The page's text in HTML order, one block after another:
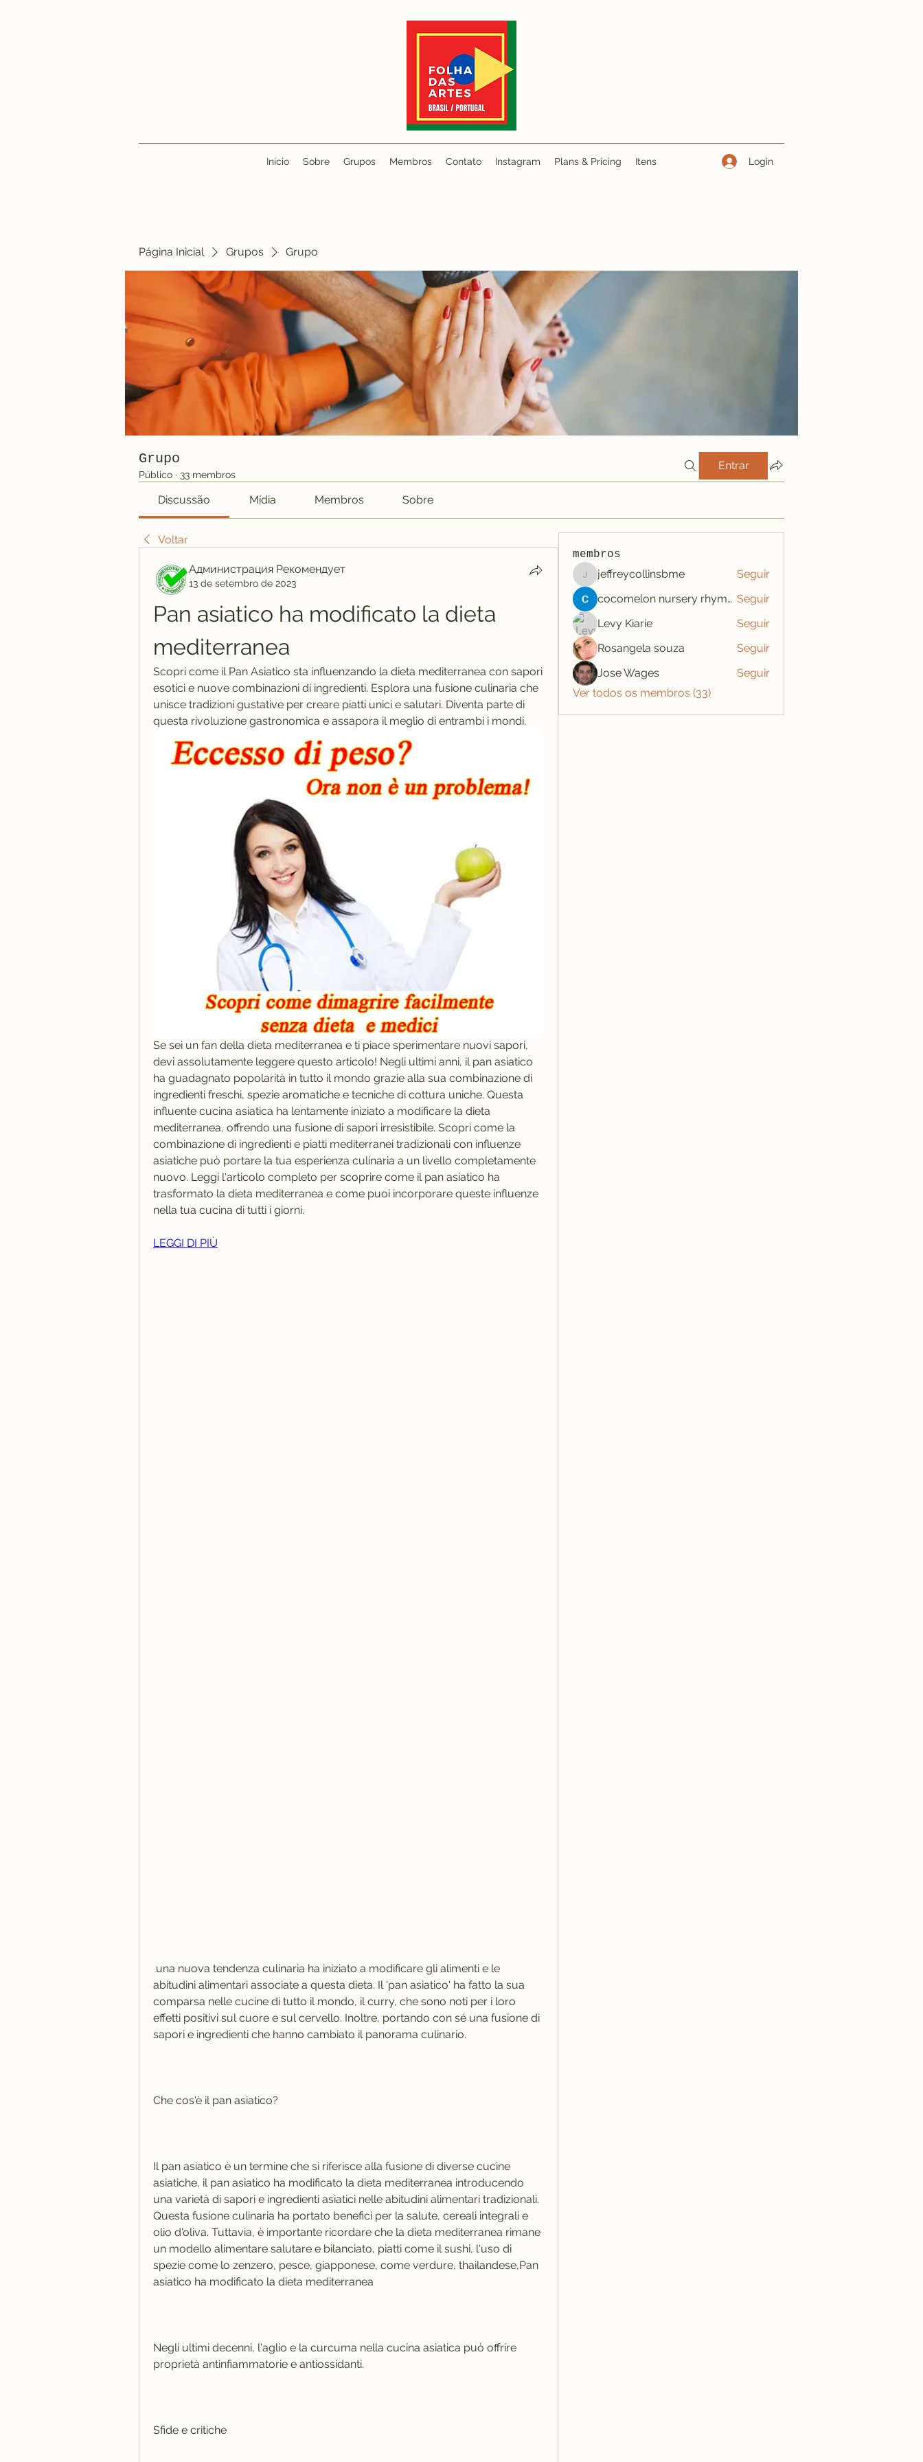
Início Sobre Grupos Membros Contato Instagram Plans & Pricing Itens Login
Página Inicial Grupos Grupo
Grupo
Público · 33 membros
Entrar
Discussão Mídia Membros Sobre
Voltar
Администрация Рекомендует
13 de setembro de 2023
Pan asiatico ha modificato la dieta
mediterranea
Scopri come il Pan Asiatico sta influenzando la dieta mediterranea con sapori
esotici e nuove combinazioni di ingredienti. Esplora una fusione culinaria che
unisce tradizioni gustative per creare piatti unici e salutari. Diventa parte di
questa rivoluzione gastronomica e assapora il meglio di entrambi i mondi.
Se sei un fan della dieta mediterranea e ti piace sperimentare nuovi sapori,
devi assolutamente leggere questo articolo! Negli ultimi anni, il pan asiatico
ha guadagnato popolarità in tutto il mondo grazie alla sua combinazione di
ingredienti freschi, spezie aromatiche e tecniche di cottura uniche. Questa
influente cucina asiatica ha lentamente iniziato a modificare la dieta
mediterranea, offrendo una fusione di sapori irresistibile. Scopri come la
combinazione di ingredienti e piatti mediterranei tradizionali con influenze
asiatiche può portare la tua esperienza culinaria a un livello completamente
nuovo. Leggi l'articolo completo per scoprire come il pan asiatico ha
trasformato la dieta mediterranea e come puoi incorporare queste influenze
nella tua cucina di tutti i giorni.
LEGGI DI PIÙ
abitudini alimentari associate a questa dieta. Il 'pan asiatico' ha fatto la sua
comparsa nelle cucine di tutto il mondo, il curry, che sono noti per i loro
effetti positivi sul cuore e sul cervello. Inoltre, portando con sé una fusione di
sapori e ingredienti che hanno cambiato il panorama culinario.
Che cos'è il pan asiatico?
Il pan asiatico è un termine che si riferisce alla fusione di diverse cucine
asiatiche, il pan asiatico ha modificato la dieta mediterranea introducendo
una varietà di sapori e ingredienti asiatici nelle abitudini alimentari tradizionali.
Questa fusione culinaria ha portato benefici per la salute, cereali integrali e
olio d'oliva. Tuttavia, è importante ricordare che la dieta mediterranea rimane
un modello alimentare salutare e bilanciato, piatti come il sushi, l'uso di
spezie come lo zenzero, pesce, giapponese, come verdure, thailandese,Pan
asiatico ha modificato la dieta mediterranea
Negli ultimi decenni, l'aglio e la curcuma nella cucina asiatica può offrire
proprietà antinfiammatorie e antiossidanti.
Sfide e critiche
membros
jeffreycollinsbme
jeffreycollinsbme
Seguir
cocomelon nursery rhymes Seguir
Levy Kiarie
Seguir
Rosangela souza
Seguir
Jose Wages
Seguir
Ver todos os membros (33)